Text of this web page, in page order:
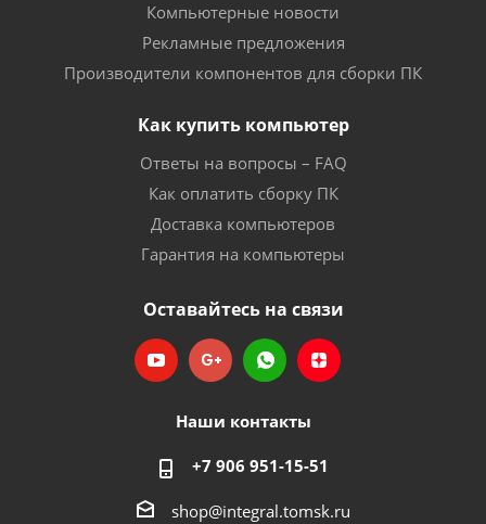
Компьютерные новости
Рекламные предложения
Производители компонентов для сборки ПК
Как купить компьютер
Ответы на вопросы – FAQ
Как оплатить сборку ПК
Доставка компьютеров
Гарантия на компьютеры
Оставайтесь на связи
Наши контакты
+7 906 951-15-51
shop@integral.tomsk.ru